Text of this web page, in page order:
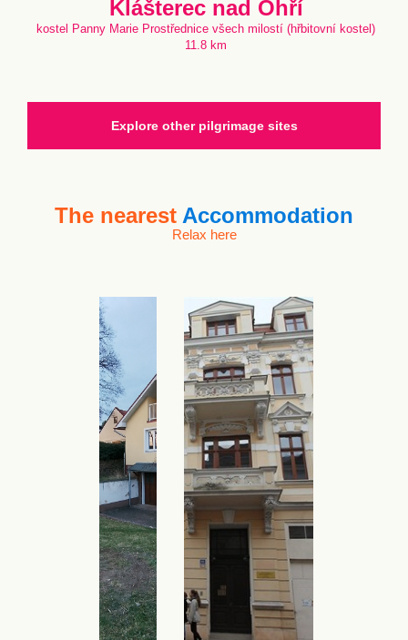
Klášterec nad Ohří
kostel Panny Marie Prostřednice všech milostí (hřbitovní kostel)
11.8 km
Explore other pilgrimage sites
The nearest Accommodation
Relax here